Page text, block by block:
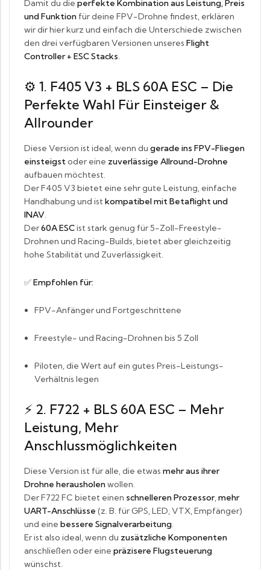
Damit du die perfekte Kombination aus Leistung, Preis
und Funktion für deine FPV-Drohne findest, erklären
wir dir hier kurz und einfach die Unterschiede zwischen
den drei verfügbaren Versionen unseres Flight
Controller + ESC Stacks.
⚙️ 1. F405 V3 + BLS 60A ESC – Die
Perfekte Wahl Für Einsteiger &
Allrounder
Diese Version ist ideal, wenn du gerade ins FPV-Fliegen
einsteigstoder eine zuverlässige Allround-Drohne
aufbauen möchtest.
Der F405 V3 bietet eine sehr gute Leistung, einfache
Handhabung und ist kompatibel mit Betaflight und
INAV.
Der60A ESCist stark genug für 5-Zoll-Freestyle-
Drohnen und Racing-Builds, bietet aber gleichzeitig
hohe Stabilität und Zuverlässigkeit.
✅Empfohlen für:
FPV-Anfänger und Fortgeschrittene
Freestyle- und Racing-Drohnen bis 5 Zoll
Piloten, die Wert auf ein gutes Preis-Leistungs-
Verhältnis legen
⚡ 2. F722 + BLS 60A ESC – Mehr
Leistung, Mehr
Anschlussmöglichkeiten
Diese Version ist für alle, die etwas mehr aus ihrer
Drohne herausholenwollen.
Der F722 FC bietet einen schnelleren Prozessor,mehr
UART-Anschlüsse (z. B. für GPS, LED, VTX, Empfänger)
und eine bessere Signalverarbeitung.
Er ist also ideal, wenn du zusätzliche Komponenten
anschließen oder eine präzisere Flugsteuerung
wünschst.